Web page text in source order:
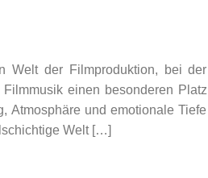
Welt der Filmproduktion, bei der
einen besonderen Platz
Atmosphäre und emotionale Tiefe
Welt […]